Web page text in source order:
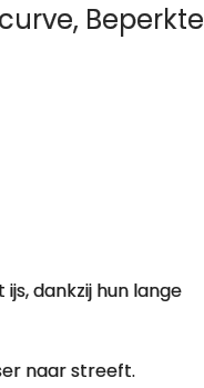
Beperkte
dankzij hun lange
naar streeft.